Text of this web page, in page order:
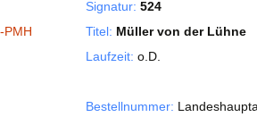
PMH
Signatur: 524
Titel: Müller von der Lühne
Laufzeit: o.D.
Bestellnummer: